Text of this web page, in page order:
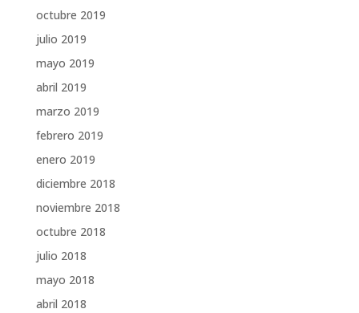
octubre 2019
julio 2019
mayo 2019
abril 2019
marzo 2019
febrero 2019
enero 2019
diciembre 2018
noviembre 2018
octubre 2018
julio 2018
mayo 2018
abril 2018